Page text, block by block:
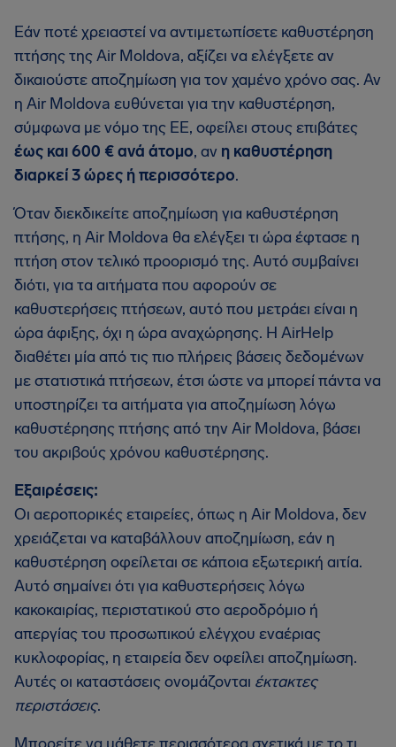
Εάν ποτέ χρειαστεί να αντιμετωπίσετε καθυστέρηση
πτήσης της Air Moldova, αξίζει να ελέγξετε αν
δικαιούστε αποζημίωση για τον χαμένο χρόνο σας. Αν
η Air Moldova ευθύνεται για την καθυστέρηση,
σύμφωνα με νόμο της ΕΕ, οφείλει στους επιβάτες
έως και 600 € ανά άτομο, αν η καθυστέρηση
διαρκεί 3 ώρες ή περισσότερο.
Όταν διεκδικείτε αποζημίωση για καθυστέρηση
πτήσης, η Air Moldova θα ελέγξει τι ώρα έφτασε η
πτήση στον τελικό προορισμό της. Αυτό συμβαίνει
διότι, για τα αιτήματα που αφορούν σε
καθυστερήσεις πτήσεων, αυτό που μετράει είναι η
ώρα άφιξης, όχι η ώρα αναχώρησης. Η AirHelp
διαθέτει μία από τις πιο πλήρεις βάσεις δεδομένων
με στατιστικά πτήσεων, έτσι ώστε να μπορεί πάντα να
υποστηρίζει τα αιτήματα για αποζημίωση λόγω
καθυστέρησης πτήσης από την Air Moldova, βάσει
του ακριβούς χρόνου καθυστέρησης.
Εξαιρέσεις:
Οι αεροπορικές εταιρείες, όπως η Air Moldova, δεν
χρειάζεται να καταβάλλουν αποζημίωση, εάν η
καθυστέρηση οφείλεται σε κάποια εξωτερική αιτία.
Αυτό σημαίνει ότι για καθυστερήσεις λόγω
κακοκαιρίας, περιστατικού στο αεροδρόμιο ή
απεργίας του προσωπικού ελέγχου εναέριας
κυκλοφορίας, η εταιρεία δεν οφείλει αποζημίωση.
Αυτές οι καταστάσεις ονομάζονται έκτακτες
περιστάσεις.